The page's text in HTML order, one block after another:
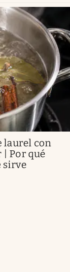
laurel con
| Por qué
sirve